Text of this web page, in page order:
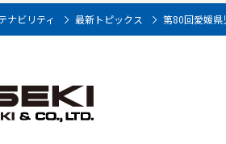
ナビリティ 最新トピックス 第80回愛媛県